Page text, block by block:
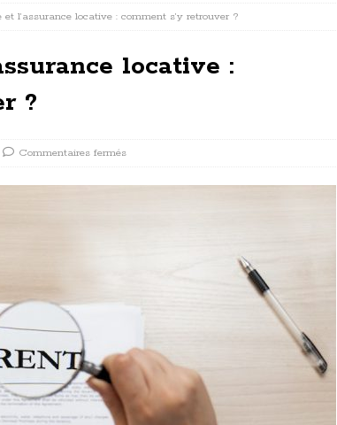
et l’assurance locative : comment s’y retrouver ?
locative :
?
Commentaires fermés